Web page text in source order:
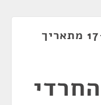
ישיבת ועדה של הכנסת ה-17 מתאריך